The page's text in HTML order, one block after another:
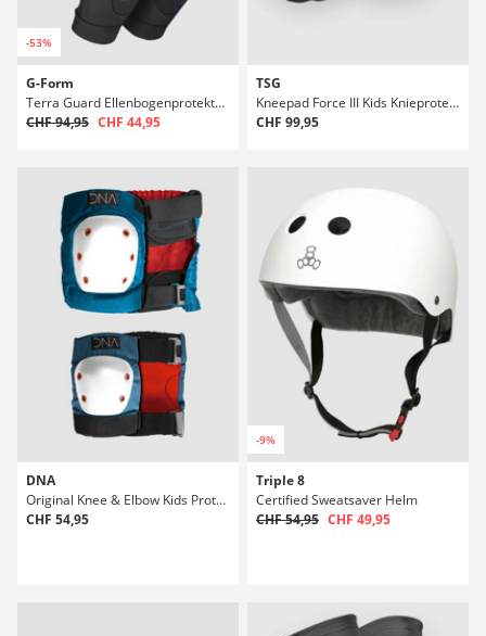
-53%
G-Form
Terra Guard Ellenbogenprotektoren
CHF 94,95 CHF 44,95
TSG
Kneepad Force III Kids Knieprotektoren
CHF 99,95
DNA
Original Knee & Elbow Kids Protektoren Set
CHF 54,95
-9%
Triple 8
Certified Sweatsaver Helm
CHF 54,95 CHF 49,95